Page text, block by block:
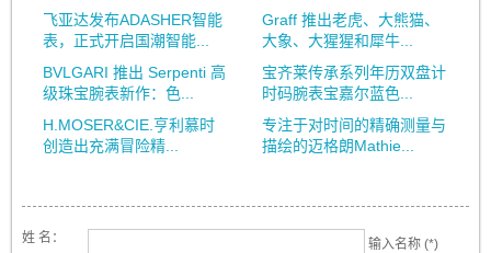
飞亚达发布ADASHER智能
表，正式开启国潮智能...
Graff 推出老虎、大熊猫、
大象、大猩猩和犀牛...
BVLGARI 推出 Serpenti 高
级珠宝腕表新作：色...
宝齐莱传承系列年历双盘计
时码腕表宝嘉尔蓝色...
H.MOSER&CIE.亨利慕时
创造出充满冒险精...
专注于对时间的精确测量与
描绘的迈格朗Mathie...
姓 名： 输入名称 (*)